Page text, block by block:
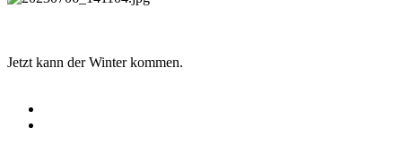
Jetzt kann der Winter kommen.